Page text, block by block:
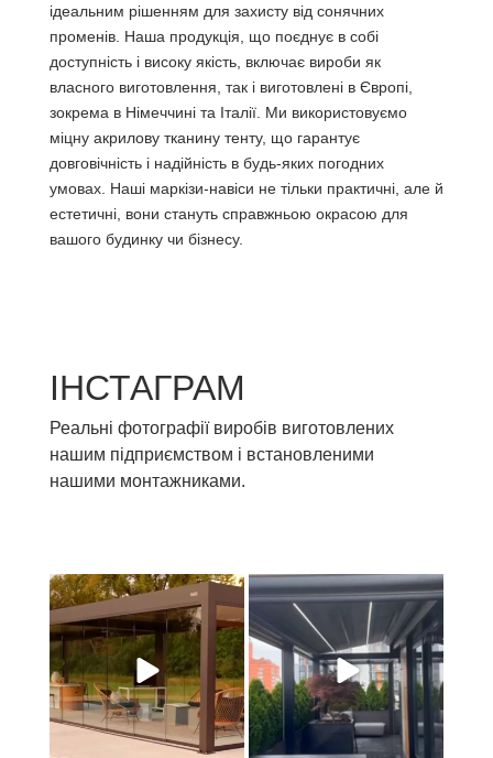
ідеальним рішенням для захисту від сонячних
променів. Наша продукція, що поєднує в собі
доступність і високу якість, включає вироби як
власного виготовлення, так і виготовлені в Європі,
зокрема в Німеччині та Італії. Ми використовуємо
міцну акрилову тканину тенту, що гарантує
довговічність і надійність в будь-яких погодних
умовах. Наші маркізи-навіси не тільки практичні, але й
естетичні, вони стануть справжньою окрасою для
вашого будинку чи бізнесу.
ІНСТАГРАМ
Реальні фотографії виробів виготовлених
нашим підприємством і встановленими
нашими монтажниками.
Маркіза чи пергола? 3 ключові
відмінності для...
4 0
Головна помилка при
замовленні перголи, яка
...